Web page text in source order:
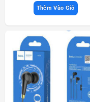
Thêm Vào Giỏ